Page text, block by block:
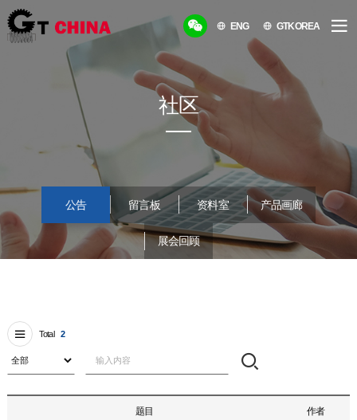
ENG GTKOREA
社区
公告 留言板 资料室 产品画廊
展会回顾
Total 2
题目 作者